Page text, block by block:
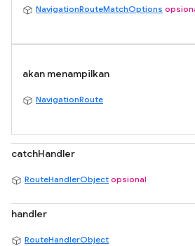
NavigationRouteMatchOptions
akan menampilkan
NavigationRoute
catchHandler
RouteHandlerObject opsional
handler
RouteHandlerObject